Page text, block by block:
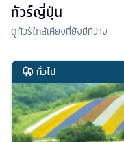
ทัวร์ญี่ปุ่น
ดูทัวร์ใกล้เคียงที่ยังมีที่ว่าง
ทั่วไป